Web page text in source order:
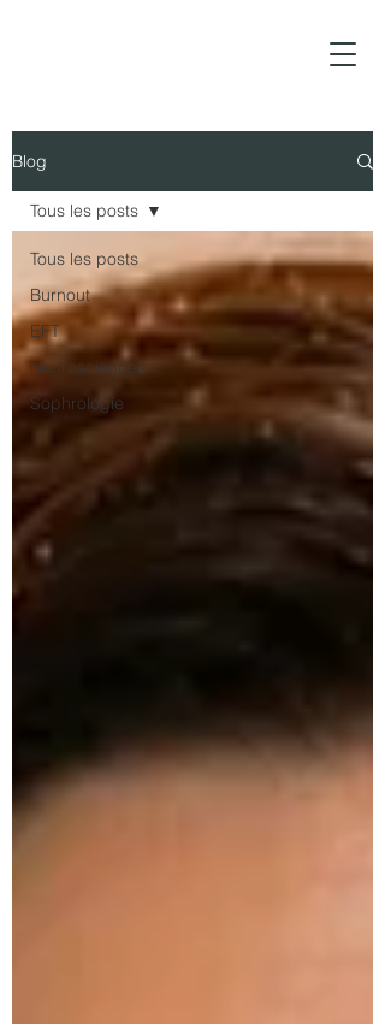
Blog
Tous les posts
Burnout
EFT
Neurosciences
Sophrologie
Tous les posts